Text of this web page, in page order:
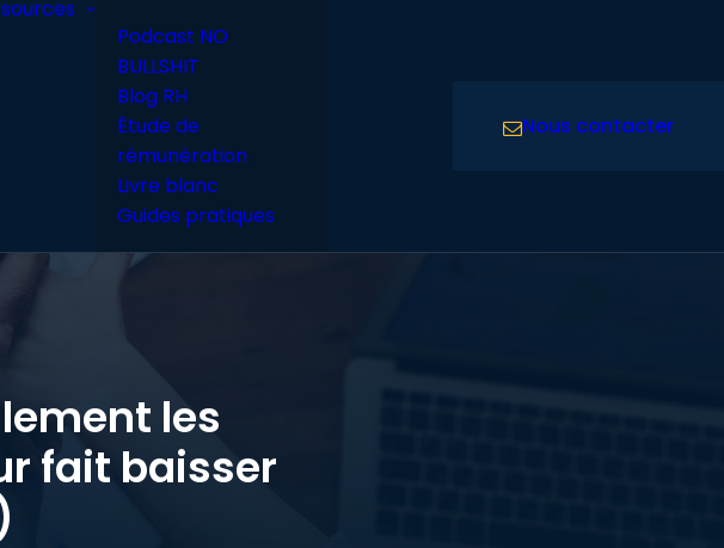
Podcast NO
BULLSHIT
Blog RH
Étude de
rémunération
Livre blanc
Guides pratiques
Nous contacter
les
fait baisser